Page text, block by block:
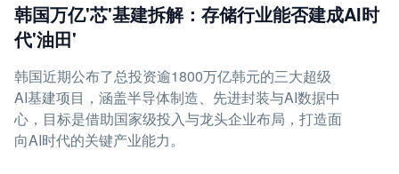
韩国万亿'芯'基建拆解：存储行业能否建成AI时
代'油田'
韩国近期公布了总投资逾1800万亿韩元的三大超级
AI基建项目，涵盖半导体制造、先进封装与AI数据中
心，目标是借助国家级投入与龙头企业布局，打造面
向AI时代的关键产业能力。